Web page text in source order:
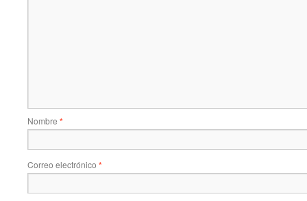
Nombre *
Correo electrónico *